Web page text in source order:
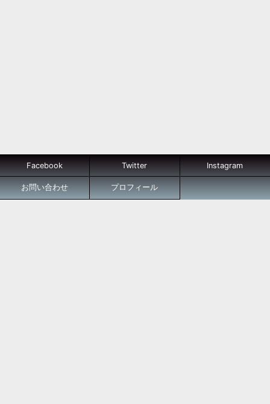
Facebook Twitter Instagram
お問い合わせ プロフィール